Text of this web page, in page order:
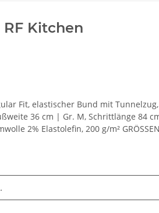
Kitchen
Fit, elastischer Bund mit
36 cm | Gr. M, Schrittlänge 84
2% Elastolefin, 200 g/m²